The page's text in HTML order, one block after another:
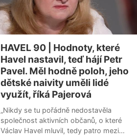
rakovinu padělá, Viagra je nejpadělanější
léčivo. V Česku se máme fakt hezky,
máme tady bezpečno. Nadáváme na
regulace, ale právě ty nás dost zachránily
před fentanylovou krizí,“ dodává.
HAVEL 90 | Hodnoty, které
Havel nastavil, teď hájí Petr
Pavel. Měl hodně poloh, jeho
dětské naivity uměli lidé
využít, říká Pajerová
„Nikdy se tu pořádně nedostavěla
společnost aktivních občanů, o které
Václav Havel mluvil, tedy patro mezi